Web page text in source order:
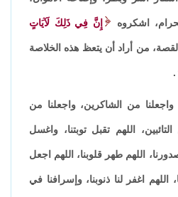
اشكروه إِنَّ فِي ذَلِكَ لَآيَاتٍ
من أراد أن يتعظ هذه الخلاصة
.
واجعلنا من الشاكرين، واجعلنا من
اللهم تقبل توبتنا، واغسل
اللهم طهر قلوبنا، اللهم اجعل
اللهم اغفر لنا ذنوبنا، وإسرافنا في